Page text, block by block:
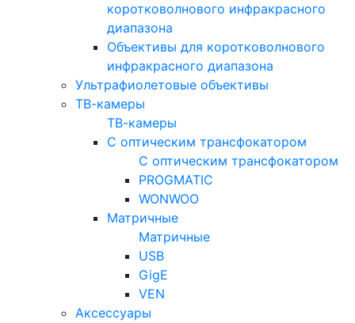
коротковолнового инфракрасного
диапазона
Объективы для коротковолнового
инфракрасного диапазона
Ультрафиолетовые объективы
ТВ-камеры
ТВ-камеры
С оптическим трансфокатором
С оптическим трансфокатором
PROGMATIC
WONWOO
Матричные
Матричные
USB
GigE
VEN
Аксессуары